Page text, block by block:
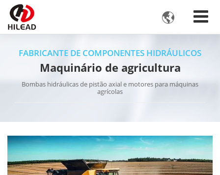

FABRICANTE DE COMPONENTES HIDRÁULICOS
Maquinário de agricultura
Bombas hidráulicas de pistão axial e motores para máquinas
agrícolas